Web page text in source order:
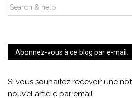
SEARCH
FOR:
Abonnez-vous à ce blog par e-mail.
Si vous souhaitez recevoir une
nouvel article par email.